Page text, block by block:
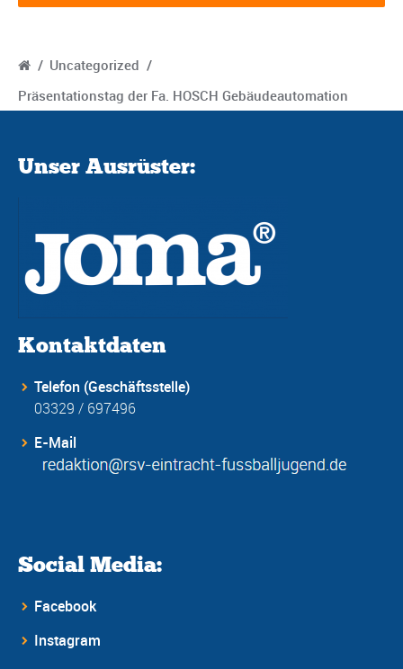
/ Uncategorized /
Präsentationstag der Fa. HOSCH Gebäudeautomation
Unser Ausrüster:
Kontaktdaten
Telefon (Geschäftsstelle)
03329 / 697496
E-Mail
Social Media:
Facebook
Instagram